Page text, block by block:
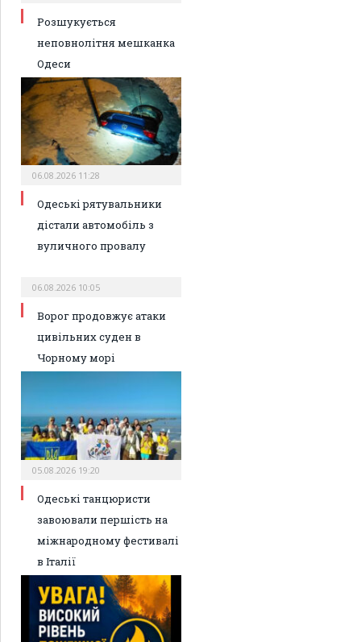
Розшукується
неповнолітня мешканка
Одеси
06.08.2026 11:28
Одеські рятувальники
дістали автомобіль з
вуличного провалу
06.08.2026 10:05
Ворог продовжує атаки
цивільних суден в
Чорному морі
05.08.2026 19:20
Одеські танцюристи
завоювали першість на
міжнародному фестивалі
в Італії